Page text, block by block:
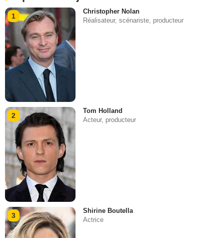
1
Christopher Nolan
Réalisateur, scénariste, producteur
2
Tom Holland
Acteur, producteur
3
Shirine Boutella
Actrice